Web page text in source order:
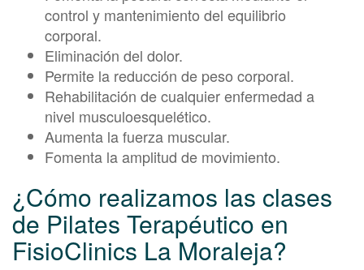
control y mantenimiento del equilibrio
corporal.
Eliminación del dolor.
Permite la reducción de peso corporal.
Rehabilitación de cualquier enfermedad a
nivel musculoesquelético.
Aumenta la fuerza muscular.
Fomenta la amplitud de movimiento.
¿Cómo realizamos las clases
de Pilates Terapéutico en
FisioClinics La Moraleja?